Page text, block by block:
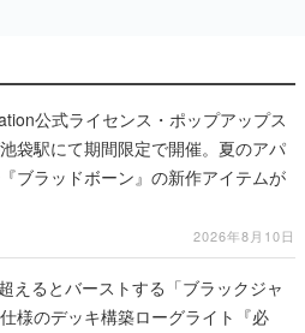
公式ライセンス・ポップアップス
池袋駅にて期間限定で開催。夏のアパ
ブラッドボーン』の新作アイテムが
2026年8月10日
えるとバーストする「ブラックジャ
様のデッキ構築ローグライト『必